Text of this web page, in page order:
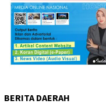
BERITA DAERAH